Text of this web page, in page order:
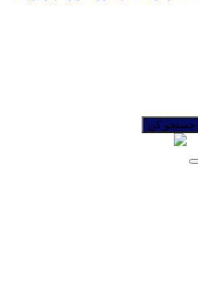
جستجو کن